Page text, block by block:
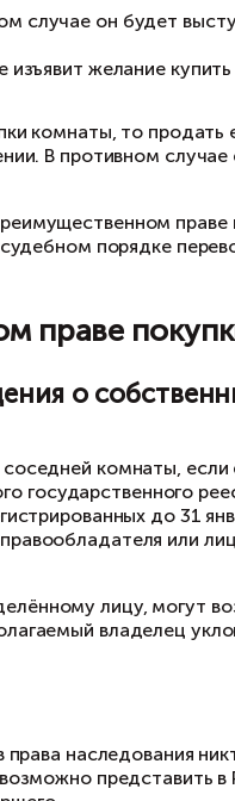
Этот способ
то
городского
случае
и
владелец
откажутся от
указана в
месяцев